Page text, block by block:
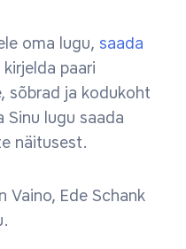
oma lugu, saada
paari
sõbrad ja kodukoht
Sinu lugu saada
näitusest.
Vaino, Ede Schank